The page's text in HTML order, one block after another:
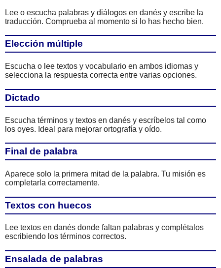
Lee o escucha palabras y diálogos en danés y escribe la
traducción. Comprueba al momento si lo has hecho bien.
Elección múltiple
Escucha o lee textos y vocabulario en ambos idiomas y
selecciona la respuesta correcta entre varias opciones.
Dictado
Escucha términos y textos en danés y escríbelos tal como
los oyes. Ideal para mejorar ortografía y oído.
Final de palabra
Aparece solo la primera mitad de la palabra. Tu misión es
completarla correctamente.
Textos con huecos
Lee textos en danés donde faltan palabras y complétalos
escribiendo los términos correctos.
Ensalada de palabras